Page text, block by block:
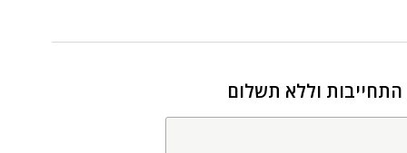
התחייבות וללא תשלום